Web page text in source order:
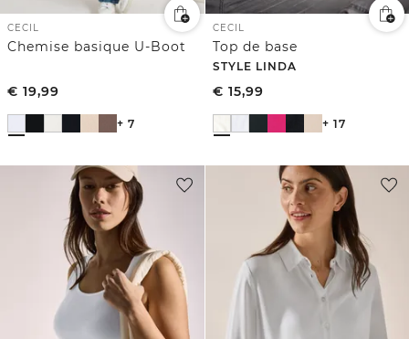
CECIL
Chemise basique U-Boot
€ 19,99
+ 7
CECIL
Top de base
STYLE LINDA
€ 15,99
+ 17